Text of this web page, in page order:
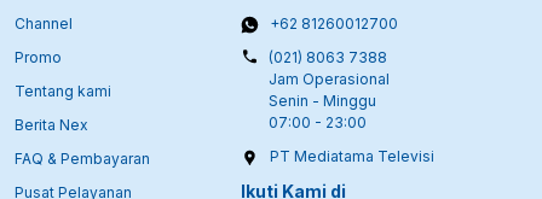
Channel
Promo
Tentang kami
Berita Nex
FAQ & Pembayaran
Pusat Pelayanan
+62 81260012700
(021) 8063 7388
Jam Operasional
Senin - Minggu
07:00 - 23:00
PT Mediatama Televisi
Ikuti Kami di